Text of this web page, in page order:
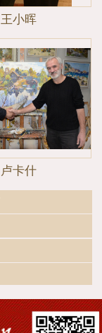
王小晖
卢卡什